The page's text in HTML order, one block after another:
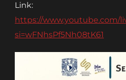
Link:
https://www.youtube.com/
si=wFNhsPf5Nh08tK61